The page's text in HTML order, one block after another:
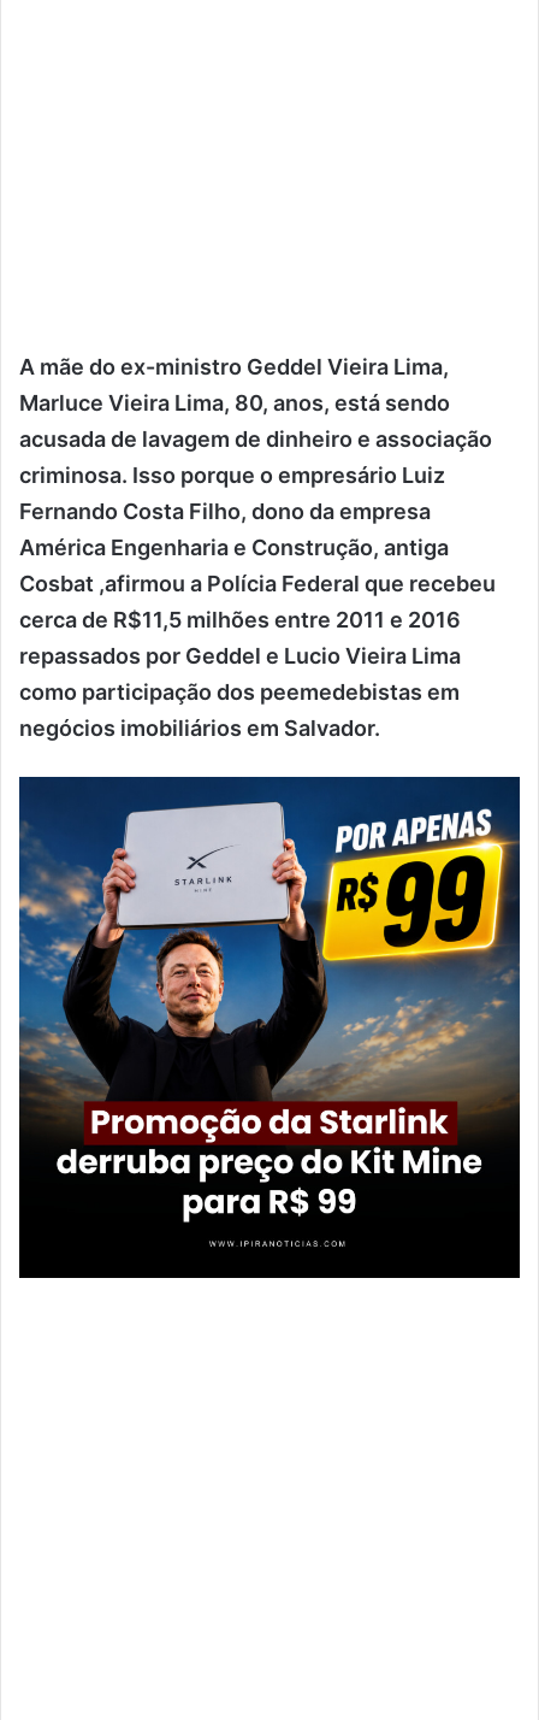
A mãe do ex-ministro Geddel Vieira Lima,
Marluce Vieira Lima, 80, anos, está sendo
acusada de lavagem de dinheiro e associação
criminosa. Isso porque o empresário Luiz
Fernando Costa Filho, dono da empresa
América Engenharia e Construção, antiga
Cosbat ,afirmou a Polícia Federal que recebeu
cerca de R$11,5 milhões entre 2011 e 2016
repassados por Geddel e Lucio Vieira Lima
como participação dos peemedebistas em
negócios imobiliários em Salvador.